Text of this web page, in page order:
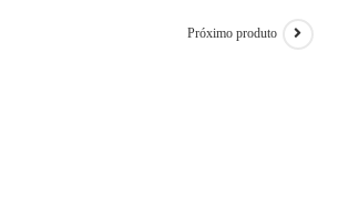
Próximo produto